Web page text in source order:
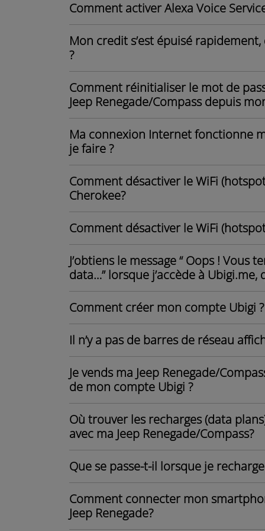
Comment activer Alexa Voice
Mon credit s’est épuisé
?
Comment réinitialiser le mot de
Jeep Renegade/Compass depuis
Ma connexion Internet fonctionne
je faire ?
Comment désactiver le WiFi
Cherokee?
Comment désactiver le WiFi
J’obtiens le message “ Oops ! Vous
data…” lorsque j’accède à Ubigi.me,
Comment créer mon compte Ubigi ?
Il n’y a pas de barres de réseau
Je vends ma Jeep Renegade/
de mon compte Ubigi ?
Où trouver les recharges (data
avec ma Jeep Renegade/Compass?
Que se passe-t-il lorsque je
Comment connecter mon
Jeep Renegade?